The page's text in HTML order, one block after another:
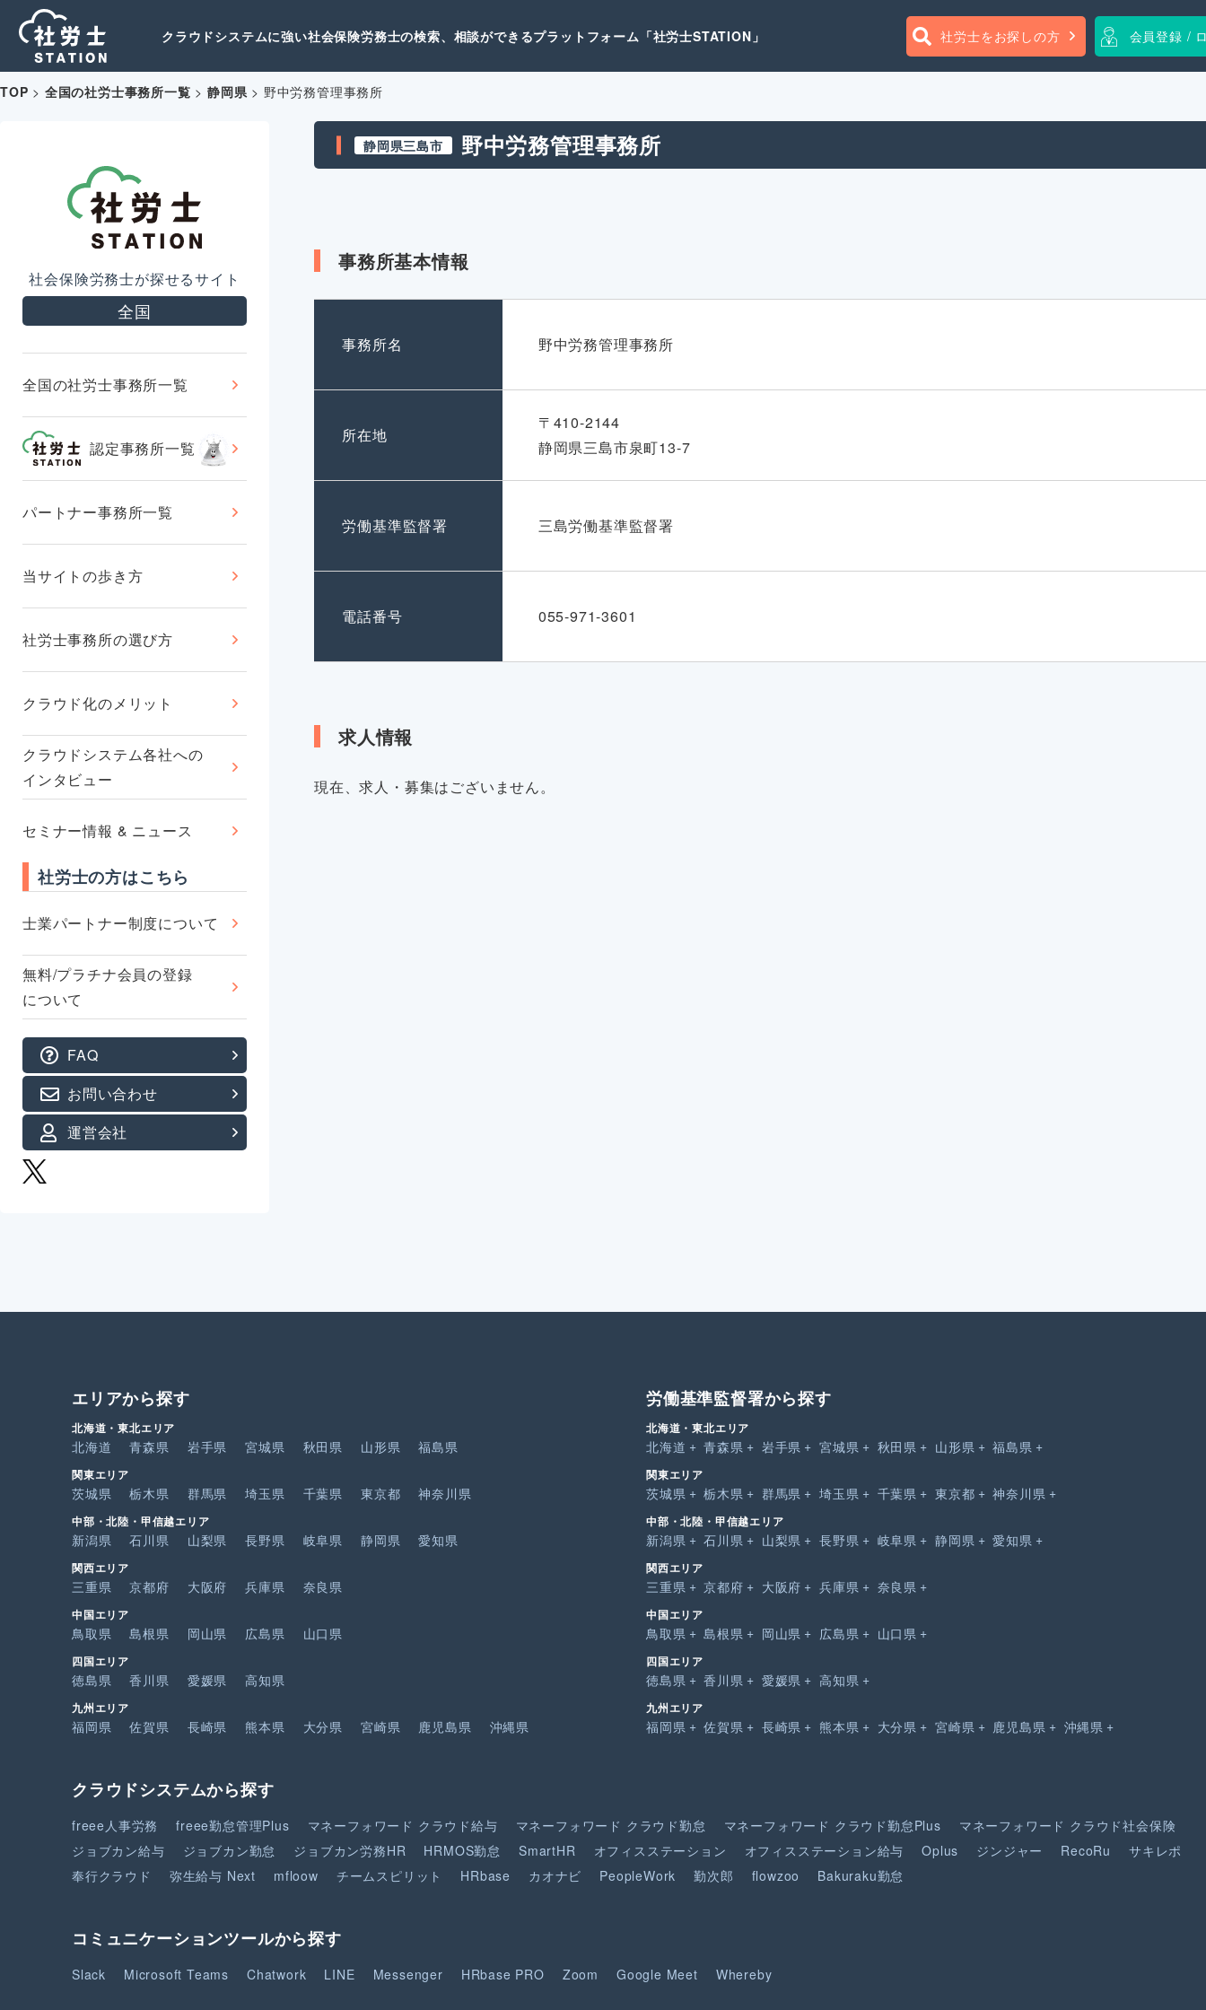
クラウドシステムに強い社会保険労務士の検索、相談ができるプラットフォーム「社労士STATION」 社労士をお探しの方 会員登録 /
TOP > 全国の社労士事務所一覧 >静岡県> 野中労務管理事務所
社会保険労務士が探せるサイト
全国
全国の社労士事務所一覧
認定事務所一覧
パートナー事務所一覧
当サイトの歩き方
社労士事務所の選び方
クラウド化のメリット
クラウドシステム各社への
インタビュー
セミナー情報 & ニュース
社労士の方はこちら
士業パートナー制度について
無料/プラチナ会員の登録
について
FAQ
お問い合わせ
運営会社
静岡県三島市 野中労務管理事務所
事務所基本情報
事務所名 野中労務管理事務所
所在地
〒410-2144
静岡県三島市泉町13-7
労働基準監督署 三島労働基準監督署
電話番号 055-971-3601
求人情報
現在、求人・募集はございません。
エリアから探す
北海道・東北エリア
北海道 青森県 岩手県 宮城県 秋田県 山形県 福島県
関東エリア
茨城県 栃木県 群馬県 埼玉県 千葉県 東京都 神奈川県
中部・北陸・甲信越エリア
新潟県 石川県 山梨県 長野県 岐阜県 静岡県 愛知県
関西エリア
三重県 京都府 大阪府 兵庫県 奈良県
中国エリア
鳥取県 島根県 岡山県 広島県 山口県
四国エリア
徳島県 香川県 愛媛県 高知県
九州エリア
福岡県 佐賀県 長崎県 熊本県 大分県 宮崎県 鹿児島県 沖縄県
労働基準監督署から探す
北海道・東北エリア
北海道 青森県 岩手県 宮城県 秋田県 山形県 福島県
関東エリア
茨城県 栃木県 群馬県 埼玉県 千葉県 東京都 神奈川県
中部・北陸・甲信越エリア
新潟県 石川県 山梨県 長野県 岐阜県 静岡県 愛知県
関西エリア
三重県 京都府 大阪府 兵庫県 奈良県
中国エリア
鳥取県 島根県 岡山県 広島県 山口県
四国エリア
徳島県 香川県 愛媛県 高知県
九州エリア
福岡県 佐賀県 長崎県 熊本県 大分県 宮崎県 鹿児島県 沖縄県
クラウドシステムから探す
freee人事労務 freee勤怠管理Plus マネーフォワード クラウド給与 マネーフォワード クラウド勤怠 マネーフォワード クラウド勤怠Plus マネーフォワード クラウド社会保険
ジョブカン給与
ジョブカン勤怠 ジョブカン労務HR HRMOS勤怠 SmartHR オフィスステーション オフィスステーション給与 Oplus ジンジャー RecoRu
サキレポ
奉行クラウド
弥生給与 Next mfloow チームスピリット HRbase カオナビ PeopleWork 勤次郎 flowzoo Bakuraku勤怠
コミュニケーションツールから探す
Slack Microsoft Teams Chatwork LINE Messenger HRbase PRO Zoom Google Meet Whereby